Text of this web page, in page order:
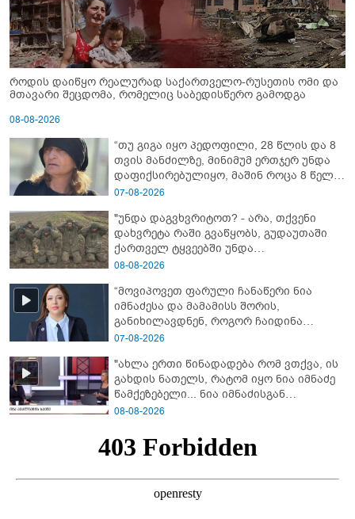
როდის დაიწყო რეალურად საქართველო-რუსეთის ომი და
მთავარი შეცდომა, რომელიც საბედისწერო გამოდგა
08-08-2026
“თუ გიგა იყო პედოფილი, 28 წლის და 8
თვის მანძილზე, მინიმუმ ერთჯერ უნდა
დაფიქსირებულიყო, მაშინ როცა 8 წელი
ამზადებდა მოსწავლეებს! - იპოვონ ერთი
ავიწროებდა” - ეკა კუპატაძე
07-08-2026
"უნდა დაგვხვრიტოთ? - არა, თქვენი
დახვრეტა რაში გვაწყობს, გუდაუთაში
ქართველ ტყვეებში უნდა
გადაგცვალოთ..."
08-08-2026
“მოვიპოვეთ ფარული ჩანაწერი ნია
იმნაძესა და მამამისს შორის,
განიხილავდნენ, როგორ ჩაიდინა
გაბაშვილმა დანაშაული” - რას ამბობს
07-08-2026
"ახლა ერთი წინადადება რომ ვთქვა, ის
გახდის ნათელს, რატომ იყო ნია იმნაძე
წამქეზებელი... ნია იმნაძისგან
გამოსული ინფორმაციაა ეს" - რას
08-08-2026